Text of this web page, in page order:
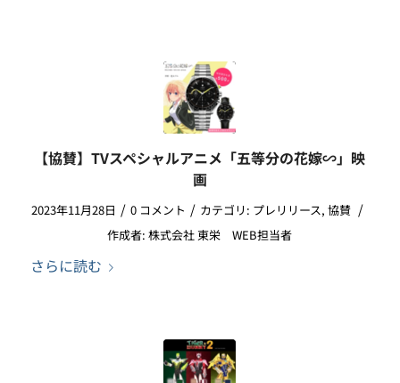
【協賛】TVスペシャルアニメ「五等分の花嫁∽」映
画
2023年11月28日 / 0 コメント / カテゴリ: プレリリース,協賛 /
作成者:株式会社 東栄 WEB担当者
さらに読む